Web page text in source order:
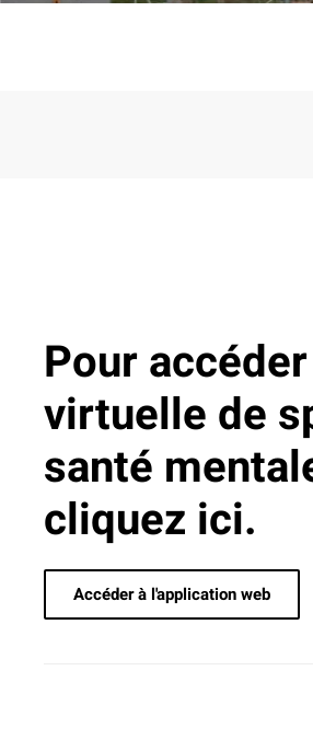
Pour
virtuelle de
santé
cliquez ici.
Accéder à l'application web